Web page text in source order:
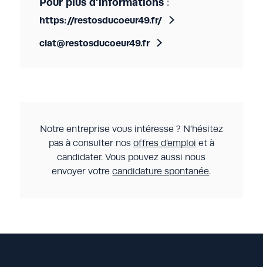
https://restosducoeur49.fr/
ciat@restosducoeur49.fr
Notre entreprise vous intéresse ? N’hésitez
pas à consulter nos offres d’emploi et à
candidater. Vous pouvez aussi nous
envoyer votrecandidature spontanée.